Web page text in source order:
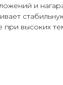
и
при высоких